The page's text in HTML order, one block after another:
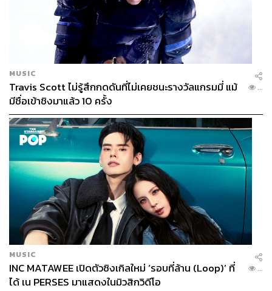
MUSIC
Travis Scott ไม่รู้สึกกดดันที่ไม่เคยชนะรางวัลแกรมมี่ แม้
มีชื่อเข้าชิงมาแล้ว 10 ครั้ง
...
MUSIC
INC MATAWEE เปิดตัวซิงเกิลใหม่ ‘รอบที่ล้าน (Loop)’ ที่
ได้ เน PERSES มาแสดงในมิวสิกวิดีโอ
...